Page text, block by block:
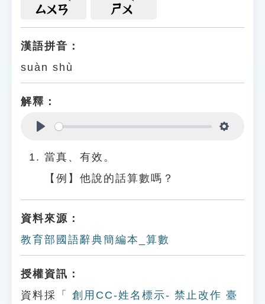
遊戲專區
貓頭鷹博士
ㄙㄨㄢ ㄕㄨ
漢語拼音：
suàn shù
解釋：
當真、有效。
【例】他說的話算數嗎？
資料來源：
教育部國語辭典簡編本_算數
授權資訊：
資料採「
創用CC-姓名標示- 禁止改作 臺